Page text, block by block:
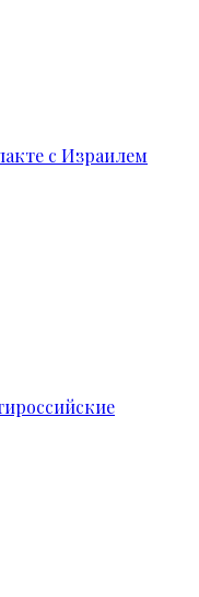
с Израилем